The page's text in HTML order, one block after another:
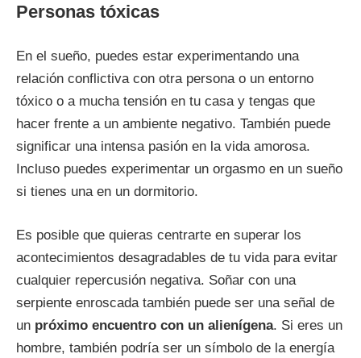
Personas tóxicas
En el sueño, puedes estar experimentando una
relación conflictiva con otra persona o un entorno
tóxico o a mucha tensión en tu casa y tengas que
hacer frente a un ambiente negativo. También puede
significar una intensa pasión en la vida amorosa.
Incluso puedes experimentar un orgasmo en un sueño
si tienes una en un dormitorio.
Es posible que quieras centrarte en superar los
acontecimientos desagradables de tu vida para evitar
cualquier repercusión negativa. Soñar con una
serpiente enroscada también puede ser una señal de
un próximo encuentro con un alienígena. Si eres un
hombre, también podría ser un símbolo de la energía